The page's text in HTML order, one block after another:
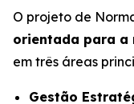
O projeto de
orientada para a
em três áreas
Gestão